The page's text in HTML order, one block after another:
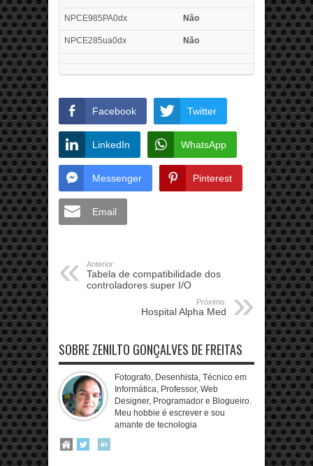
NPCE985PA0dx Não
NPCE285ua0dx Não
Facebook Twitter
LinkedIn WhatsApp
Messenger Pinterest
Email
Anterior:
Tabela de compatibilidade dos
controladores super I/O
Próximo:
Hospital Alpha Med
SOBRE ZENILTO GONÇALVES DE FREITAS
Fotografo, Desenhista, Técnico em
Informática, Professor, Web
Designer, Programador e Blogueiro.
Meu hobbie é escrever e sou
amante de tecnologia